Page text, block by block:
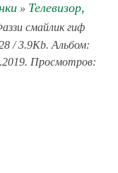
» Телевизор,
смайлик гиф
/ 3.9Kb. Альбом:
Просмотров: